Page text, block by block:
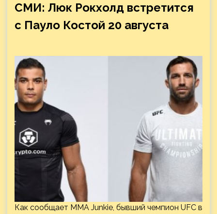
СМИ: Люк Рокхолд встретится
с Пауло Костой 20 августа
Как сообщает MMA Junkie, бывший чемпион UFC в